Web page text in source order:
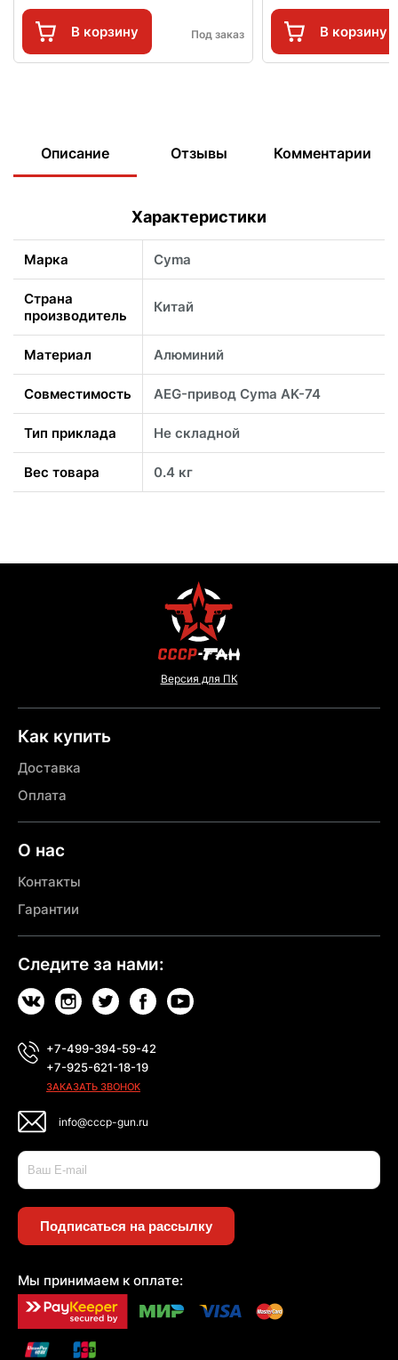
В корзину Под заказ В корзину
Описание Отзывы Комментарии
Характеристики
Марка Cyma
Страна
производитель
Китай
Материал Алюминий
Совместимость AEG-привод Cyma AK-74
Тип приклада Не складной
Вес товара 0.4 кг
Версия для ПК
Как купить
Доставка
Оплата
О нас
Контакты
Гарантии
Следите за нами:
+7-499-394-59-42
+7-925-621-18-19
ЗАКАЗАТЬ ЗВОНОК
info@cccp-gun.ru
Подписаться на рассылку
Мы принимаем к оплате: